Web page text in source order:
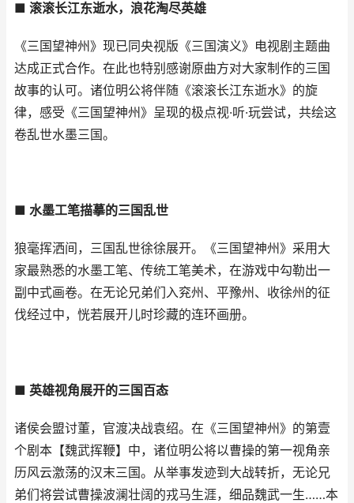
■ 滚滚长江东逝水，浪花淘尽英雄
《三国望神州》现已同央视版《三国演义》电视剧主题曲
达成正式合作。在此也特别感谢原曲方对大家制作的三国
故事的认可。诸位明公将伴随《滚滚长江东逝水》的旋
律，感受《三国望神州》呈现的极点视·听·玩尝试，共绘这
卷乱世水墨三国。
■ 水墨工笔描摹的三国乱世
狼毫挥洒间，三国乱世徐徐展开。《三国望神州》采用大
家最熟悉的水墨工笔、传统工笔美术，在游戏中勾勒出一
副中式画卷。在无论兄弟们入兖州、平豫州、收徐州的征
伐经过中，恍若展开儿时珍藏的连环画册。
■ 英雄视角展开的三国百态
诸侯会盟讨董，官渡决战袁绍。在《三国望神州》的第壹
个剧本【魏武挥鞭】中，诸位明公将以曹操的第一视角亲
历风云激荡的汉末三国。从举事发迹到大战转折，无论兄
弟们将尝试曹操波澜壮阔的戎马生涯，细品魏武一生……本